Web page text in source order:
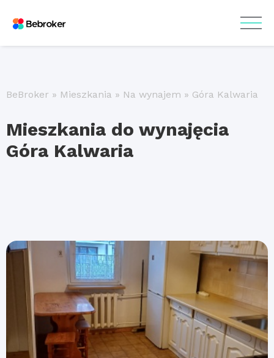
BeBroker » Mieszkania » Na wynajem » Góra Kalwaria
Mieszkania do wynajęcia
Góra Kalwaria